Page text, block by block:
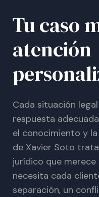
Tu caso
atención
Cada situación
respuesta
el conocimiento y
de Xavier Soto
jurídico que
necesita cada
separación, un